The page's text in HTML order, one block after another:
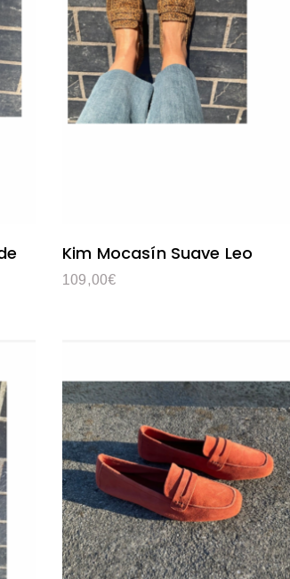
Kim Mocasín Suave Leo
109,00€